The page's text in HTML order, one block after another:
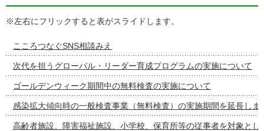
※左右にフリックすると表がスライドします。
こころつなぐSNS相談みえ
次代を担うグローバル・リーダー育成プログラムの実施について
ゴールデンウィーク期間中の無料検査の実施について
感染拡大傾向時の一般検査事業（無料検査）の実施期間を延長しま
高齢者施設、障害福祉施設、小学校、保育所等の従事者を対象とし